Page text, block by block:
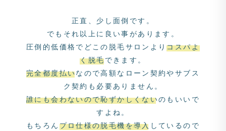
正直、少し面倒です。
でもそれ以上に良い事があります。
圧倒的低価格でどこの脱毛サロンよりコスパよ
く脱毛できます。
完全都度払いなので高額なローン契約やサブス
ク契約も必要ありません。
誰にも会わないので恥ずかしくないのもいいで
すよね。
もちろん プロ仕様の脱毛機を導入 しているので